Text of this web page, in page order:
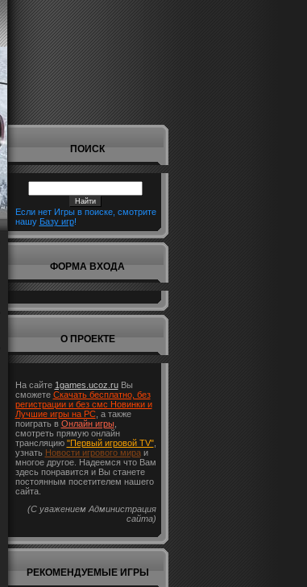
ПОИСК
Если нет Игры в поиске, смотрите
нашу Базу игр!
ФОРМА ВХОДА
О ПРОЕКТЕ
На сайте 1games.ucoz.ruВы
сможете Скачать бесплатно, без
регистрации и без смс Новинки и
Лучшие игры на PC, а также
поиграть в Онлайн игры,
смотреть прямую онлайн
трансляцию "Первый игровой TV",
узнать Новости игрового мираи
многое другое. Надеемся что Вам
здесь понравится и Вы станете
постоянным посетителем нашего
сайта.
(С уважением Администрация
сайта)
РЕКОМЕНДУЕМЫЕ ИГРЫ